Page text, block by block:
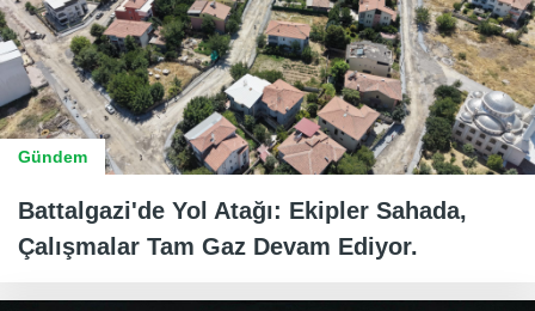
Gündem
Battalgazi'de Yol Atağı: Ekipler Sahada,
Çalışmalar Tam Gaz Devam Ediyor.